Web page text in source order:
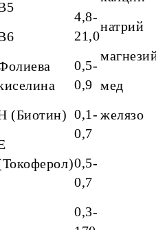
(Биотин)
4,8-
21,0
0,5-
0,9
0,1-
0,7
0,5-
0,7
0,3-
натрий
мед
желязо